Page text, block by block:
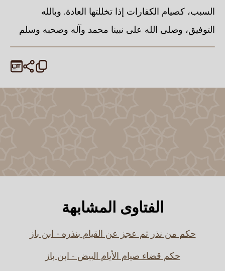
السبب، كصيام الكفارات إذا تخللتها العادة. وبالله
التوفيق، وصلى الله على نبينا محمد وآله وصحبه وسلم
الفتاوى المشابهة
حكم من نذر ثم عجز عن القيام بنذره - ابن باز
حكم قضاء صيام الأيام البيض - ابن باز